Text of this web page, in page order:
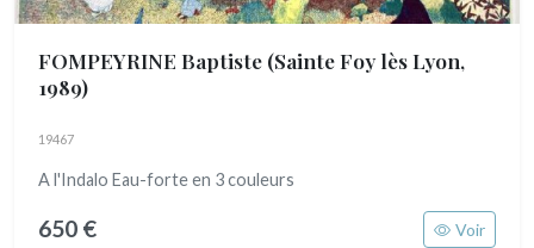
FOMPEYRINE Baptiste (Sainte Foy lès Lyon,
1989)
19467
A l'Indalo Eau-forte en 3 couleurs
650 € Voir